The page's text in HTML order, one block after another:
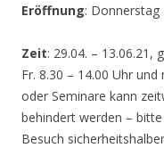
Eröffnung: Donnerstag
Zeit: 29.04. – 13.06.21,
Fr. 8.30 – 14.00 Uhr
oder Seminare kann
behindert werden –
Besuch